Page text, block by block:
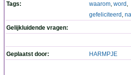
Tags:
waarom, word ,
gefeliciteerd ,
Gelijkluidende vragen:
Geplaatst door: HARMPJE